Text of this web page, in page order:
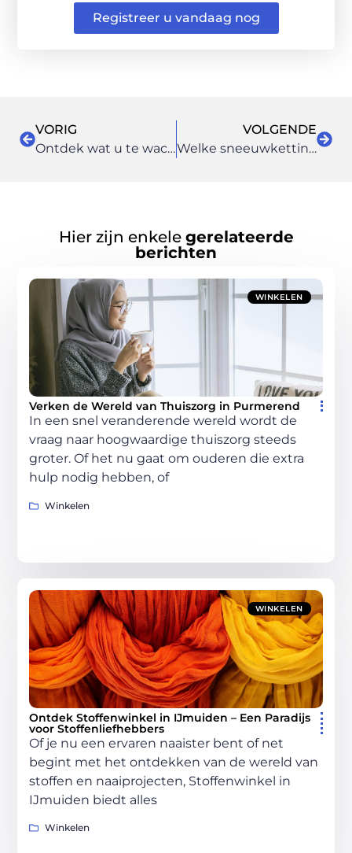
Registreer u vandaag nog
VORIG
Ontdek wat u te wachten staat bij een tandarts met een volledige narcose
VOLGENDE
Welke sneeuwketting heb je nodig?
Hier zijn enkele gerelateerde
berichten
WINKELEN
Verken de Wereld van Thuiszorg in Purmerend
In een snel veranderende wereld wordt de
vraag naar hoogwaardige thuiszorg steeds
groter. Of het nu gaat om ouderen die extra
hulp nodig hebben, of
Winkelen
WINKELEN
Ontdek Stoffenwinkel in IJmuiden – Een Paradijs
voor Stoffenliefhebbers
Of je nu een ervaren naaister bent of net
begint met het ontdekken van de wereld van
stoffen en naaiprojecten, Stoffenwinkel in
IJmuiden biedt alles
Winkelen